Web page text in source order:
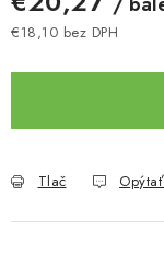
€18,10 bez DPH
Tlač